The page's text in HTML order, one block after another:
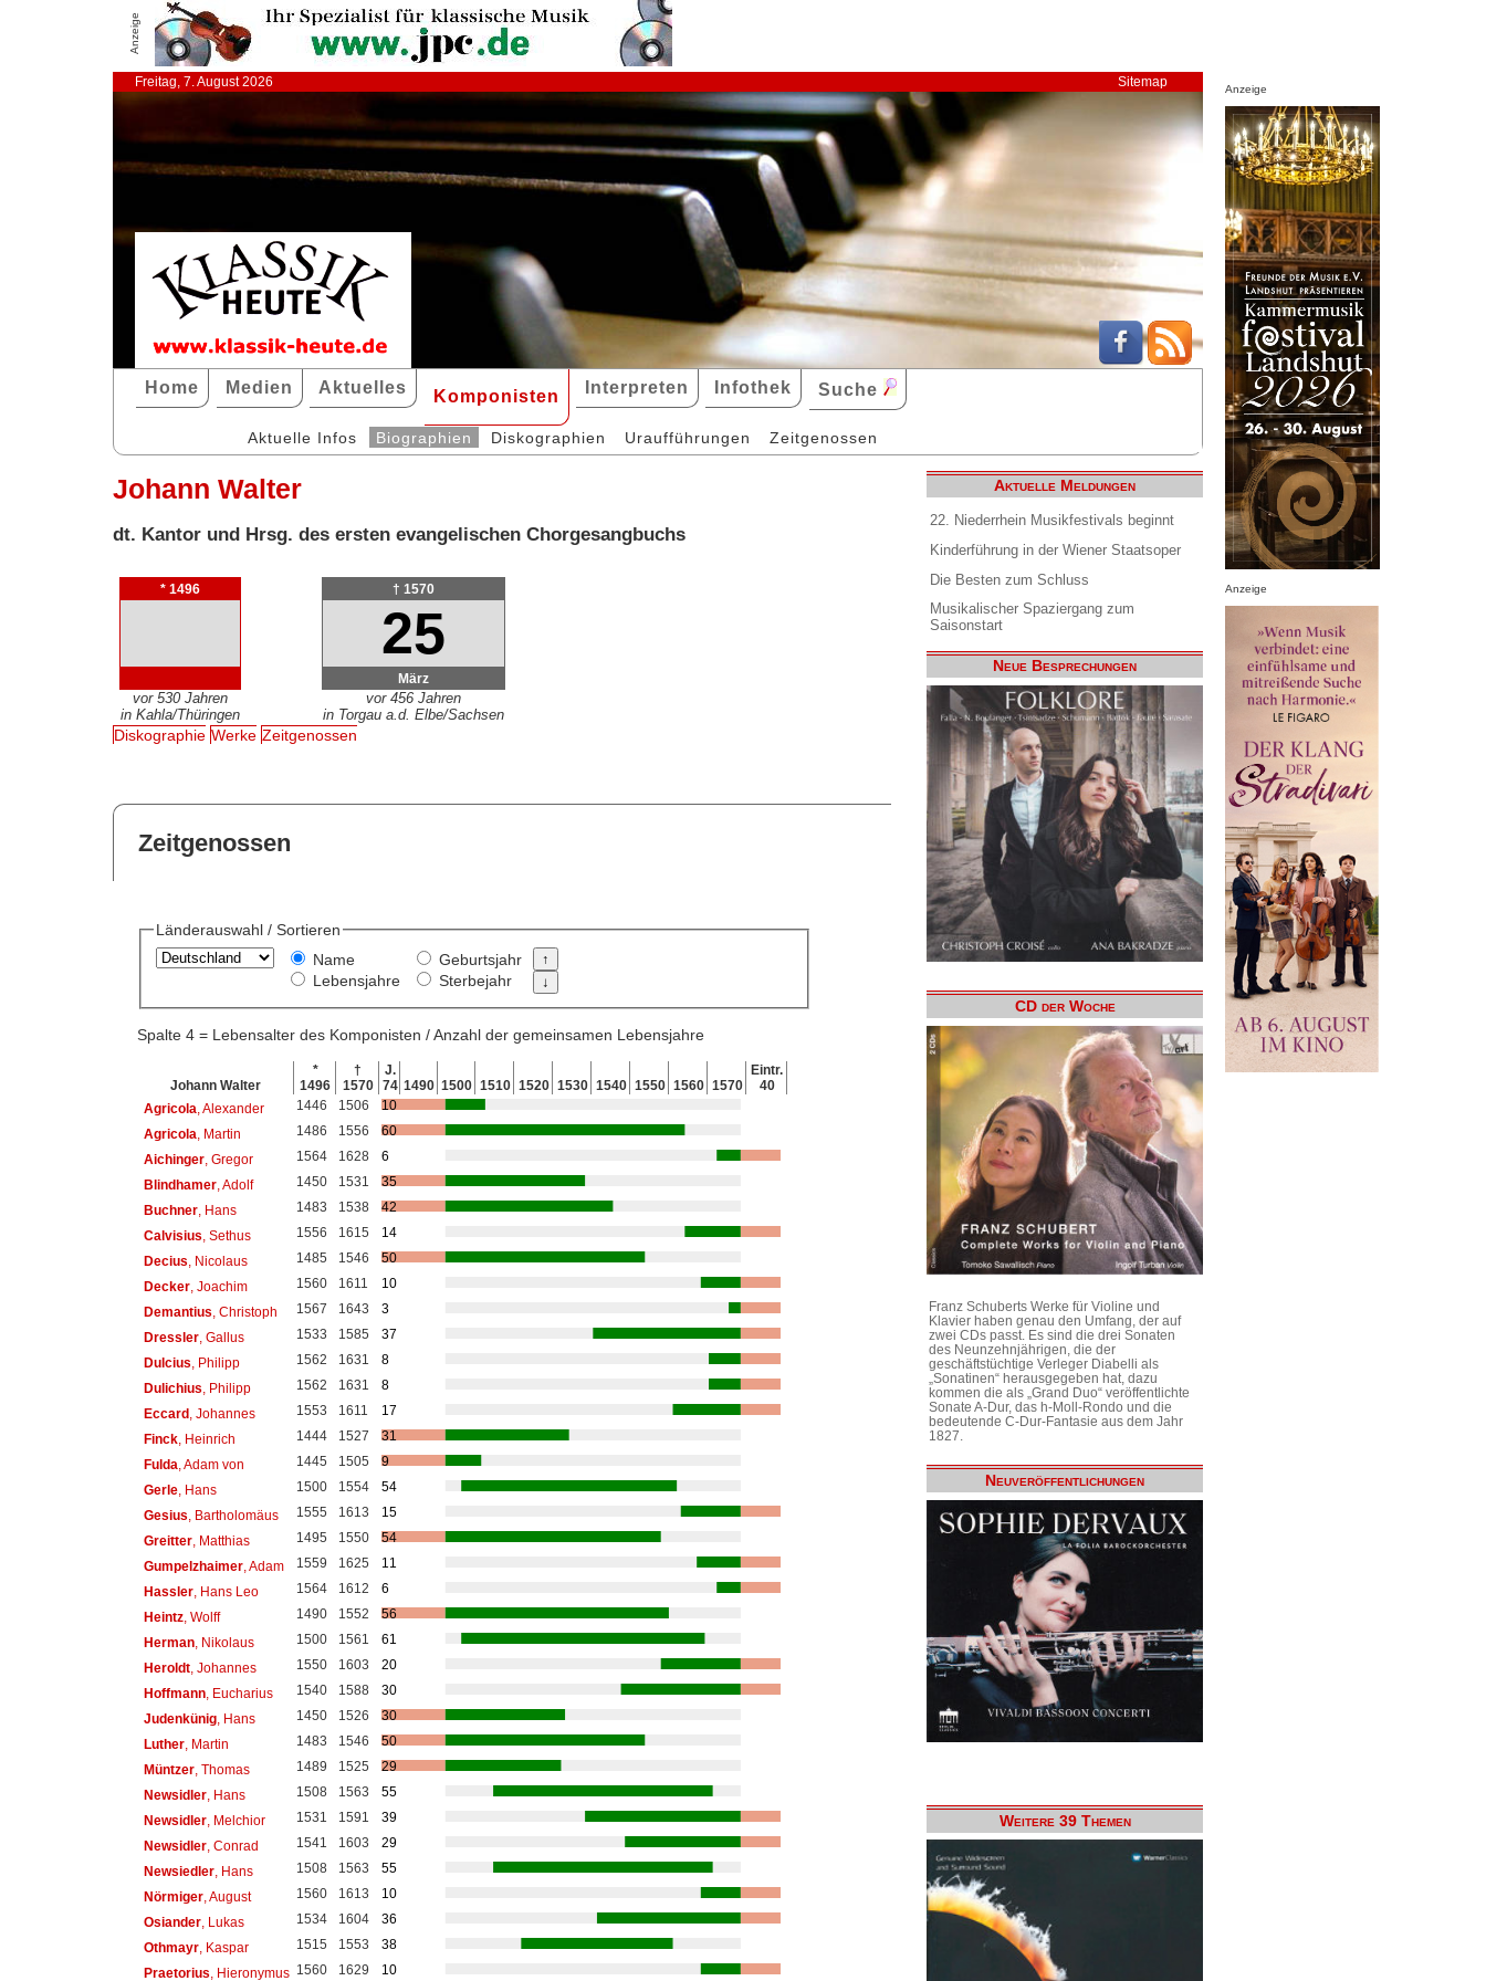
Anzeige
Freitag, 7. August 2026 Sitemap
Home Medien Aktuelles Komponisten Interpreten Infothek Suche
Aktuelle Infos Biographien Diskographien Uraufführungen Zeitgenossen
Johann Walter
dt. Kantor und Hrsg. des ersten evangelischen Chorgesangbuchs
* 1496
vor 530 Jahren
in Kahla/Thüringen
† 1570
25
März
vor 456 Jahren
in Torgau a.d. Elbe/Sachsen
Diskographie Werke Zeitgenossen
Zeitgenossen
Länderauswahl / Sortieren
Name
Lebensjahre
Geburtsjahr
Sterbejahr
Spalte 4 = Lebensalter des Komponisten / Anzahl der gemeinsamen Lebensjahre
Johann Walter
*
1496
†
1570
J.
74 1490 1500 1510 1520 1530 1540 1550 1560 1570
Eintr.
40
Agricola , Alexander 1446 1506
10
Agricola , Martin 1486 1556
60
Aichinger, Gregor 1564 1628
6
Blindhamer, Adolf 1450 1531
35
Buchner, Hans 1483 1538
42
Calvisius , Sethus 1556 1615
14
Decius , Nicolaus 1485 1546
50
Decker, Joachim 1560 1611
10
Demantius , Christoph 1567 1643
3
Dressler, Gallus 1533 1585
37
Dulcius , Philipp 1562 1631
8
Dulichius , Philipp 1562 1631
8
Eccard, Johannes 1553 1611
17
Finck, Heinrich 1444 1527
31
Fulda , Adam von 1445 1505
9
Gerle, Hans 1500 1554
54
Gesius , Bartholomäus 1555 1613
15
Greitter, Matthias 1495 1550
54
Gumpelzhaimer, Adam 1559 1625
11
Hassler, Hans Leo 1564 1612
6
Heintz, Wolff 1490 1552
56
Herman, Nikolaus 1500 1561
61
Heroldt, Johannes 1550 1603
20
Hoffmann, Eucharius 1540 1588
30
Judenkünig, Hans 1450 1526
30
Luther, Martin 1483 1546
50
Müntzer, Thomas 1489 1525
29
Newsidler, Hans 1508 1563
55
Newsidler, Melchior 1531 1591
39
Newsidler, Conrad 1541 1603
29
Newsiedler, Hans 1508 1563
55
Nörmiger, August 1560 1613
10
Osiander, Lukas 1534 1604
36
Othmayr, Kaspar 1515 1553
38
Praetorius , Hieronymus 1560 1629 10
Aktuelle Meldungen
22. Niederrhein Musikfestivals beginnt
Kinderführung in der Wiener Staatsoper
Die Besten zum Schluss
Musikalischer Spaziergang zum
Saisonstart
Neue Besprechungen
CD der Woche
Franz Schuberts Werke für Violine und
Klavier haben genau den Umfang, der auf
zwei CDs passt. Es sind die drei Sonaten
des Neunzehnjährigen, die der
geschäftstüchtige Verleger Diabelli als
„Sonatinen“ herausgegeben hat, dazu
kommen die als „Grand Duo“ veröffentlichte
Sonate A-Dur, das h-Moll-Rondo und die
bedeutende C-Dur-Fantasie aus dem Jahr
1827.
Neuveröffentlichungen
Weitere 39 Themen
Anzeige
Anzeige